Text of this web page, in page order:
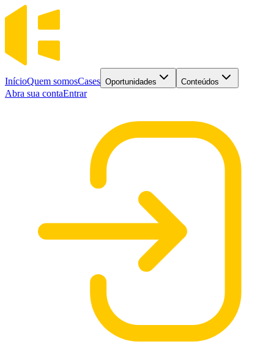
InícioQuem somosCases Oportunidades Conteúdos
Abra sua contaEntrar